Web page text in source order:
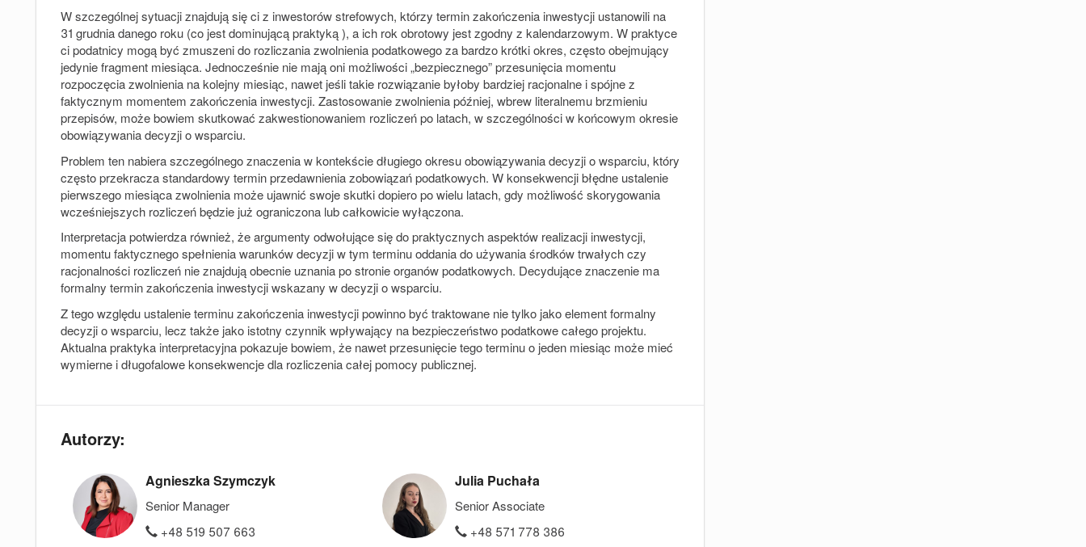
W szczególnej sytuacji znajdują się ci z inwestorów strefowych, którzy termin zakończenia inwestycji ustanowili na
31 grudnia danego roku (co jest dominującą praktyką ), a ich rok obrotowy jest zgodny z kalendarzowym. W praktyce
ci podatnicy mogą być zmuszeni do rozliczania zwolnienia podatkowego za bardzo krótki okres, często obejmujący
jedynie fragment miesiąca. Jednocześnie nie mają oni możliwości „bezpiecznego” przesunięcia momentu
rozpoczęcia zwolnienia na kolejny miesiąc, nawet jeśli takie rozwiązanie byłoby bardziej racjonalne i spójne z
faktycznym momentem zakończenia inwestycji. Zastosowanie zwolnienia później, wbrew literalnemu brzmieniu
przepisów, może bowiem skutkować zakwestionowaniem rozliczeń po latach, w szczególności w końcowym okresie
obowiązywania decyzji o wsparciu.
Problem ten nabiera szczególnego znaczenia w kontekście długiego okresu obowiązywania decyzji o wsparciu, który
często przekracza standardowy termin przedawnienia zobowiązań podatkowych. W konsekwencji błędne ustalenie
pierwszego miesiąca zwolnienia może ujawnić swoje skutki dopiero po wielu latach, gdy możliwość skorygowania
wcześniejszych rozliczeń będzie już ograniczona lub całkowicie wyłączona.
Interpretacja potwierdza również, że argumenty odwołujące się do praktycznych aspektów realizacji inwestycji,
momentu faktycznego spełnienia warunków decyzji w tym terminu oddania do używania środków trwałych czy
racjonalności rozliczeń nie znajdują obecnie uznania po stronie organów podatkowych. Decydujące znaczenie ma
formalny termin zakończenia inwestycji wskazany w decyzji o wsparciu.
Z tego względu ustalenie terminu zakończenia inwestycji powinno być traktowane nie tylko jako element formalny
decyzji o wsparciu, lecz także jako istotny czynnik wpływający na bezpieczeństwo podatkowe całego projektu.
Aktualna praktyka interpretacyjna pokazuje bowiem, że nawet przesunięcie tego terminu o jeden miesiąc może mieć
wymierne i długofalowe konsekwencje dla rozliczenia całej pomocy publicznej.
Autorzy:
Agnieszka Szymczyk
Senior Manager
+48 519 507 663
Julia Puchała
Senior Associate
+48 571 778 386